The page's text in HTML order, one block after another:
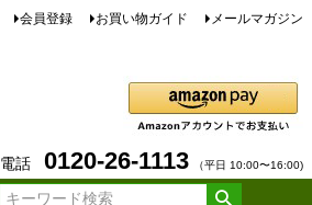
会員登録 お買い物ガイド メールマガジン
電話 0120-26-1113 （平日 10:00〜16:00)